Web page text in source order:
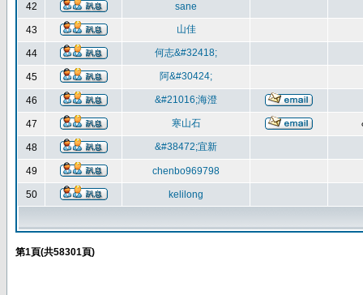
42 sane
43 山佳
44 何志&#32418;
45 阿&#30424;
46 &#21016;海澄
47 寒山石
48 &#38472;宜新
49 chenbo969798
50 kelilong
第1頁(共58301頁)